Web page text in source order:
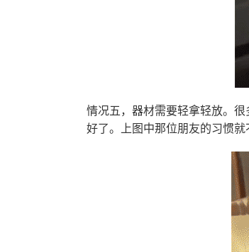
情况五，器材需要轻拿轻放。
好了。上图中那位朋友的习惯就